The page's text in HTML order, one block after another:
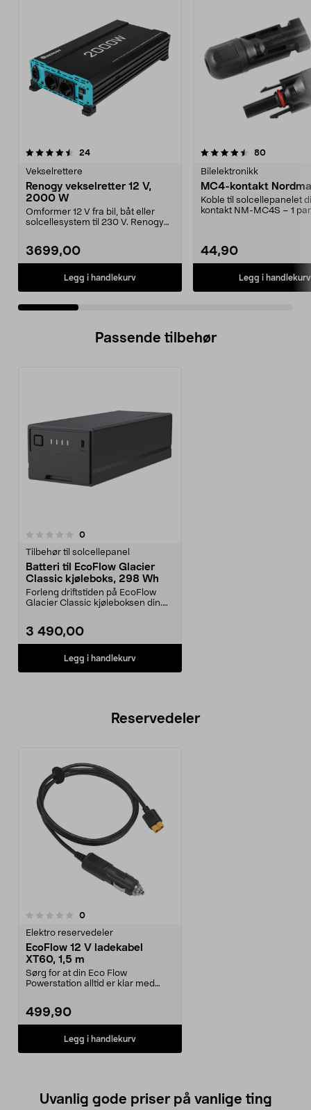
24anmeldelser
Vekselrettere
Renogy vekselretter 12 V,
2000 W
Omformer 12 V fra bil, båt eller
solcellesystem til 230 V. Renogy
3699,00
Legg i handlekurv
4.5 av 5 stjerner 80
Bilelektronikk
MC4-kontakt
Koble til solcellepanelet
kontakt NM-MC4S – 1
44,90
Legg i handlekurv
4.5 av 5 stjerner
Passende tilbehør
0anmeldelser
Tilbehør til solcellepanel
Batteri til EcoFlow Glacier
Classic kjøleboks, 298 Wh
Forleng driftstiden på EcoFlow
Glacier Classic kjøleboksen din.
3 490,00
Legg i handlekurv
Reservedeler
0anmeldelser
Elektro reservedeler
EcoFlow 12 V ladekabel
XT60, 1,5 m
Sørg for at din Eco Flow
Powerstation alltid er klar med
499,90
Legg i handlekurv
Uvanlig gode priser på vanlige ting